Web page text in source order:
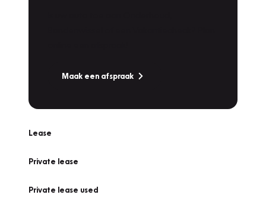
Maak een afspraak
Lease
Private lease
Private lease used